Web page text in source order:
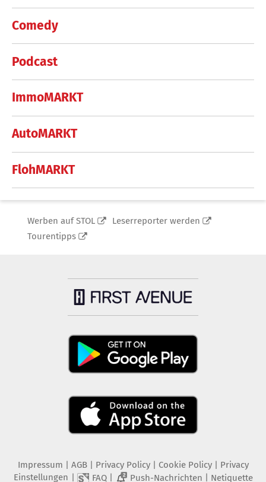
Comedy
Podcast
ImmoMARKT
AutoMARKT
FlohMARKT
Werben auf STOL
Leserreporter werden
Tourentipps
Impressum AGB Privacy Policy| Cookie Policy| Privacy
Einstellungen
FAQ| 2 Push-Nachrichten Netiquette